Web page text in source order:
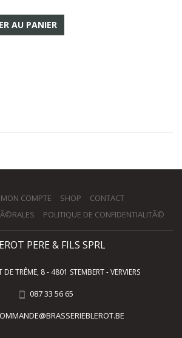
AU PANIER
MON COMPTE SHOP
CONTACT
POLITIQUE DE CONFIDENTIALITÃ©
PERE & FILS SPRL
DE TRÊME, 8 - 4801 STEMBERT - VERVIERS
087 33 56 65